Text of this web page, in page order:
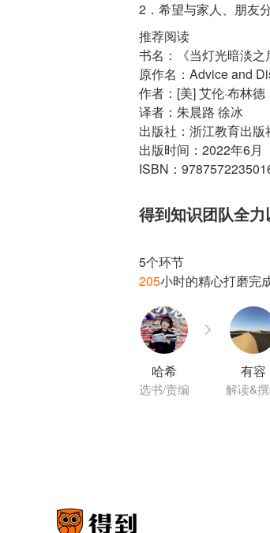
推荐阅读
书名：《当灯光暗淡之
原作名：Advice and
作者：[美] 艾伦·布林德
译者：朱晨路 徐冰
出版社：浙江教育出版
出版时间：2022年6月
ISBN：
得到知识团队全力
5个环节
205
哈希
选书/责编
有容
解读&